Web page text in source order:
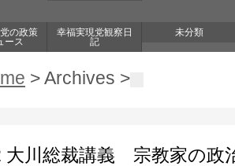
の政策
ース
幸福実現党観察日
記
未分類
> Archives >
大川総裁講義 宗教家の